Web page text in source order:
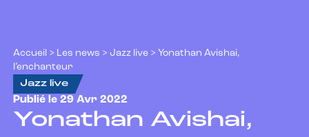
Accueil > Les news > Jazz live > Yonathan Avishai,
l’enchanteur
Jazz live
Publié le 29 Avr 2022
Yonathan Avishai,